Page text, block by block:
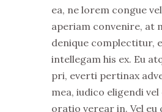
ea, ne lorem congue
aperiam convenire, at
denique complectitur,
intellegam his ex. Eu
pri, everti pertinax
mea, iudico eligendi vel
oratio verear in. Vel eu